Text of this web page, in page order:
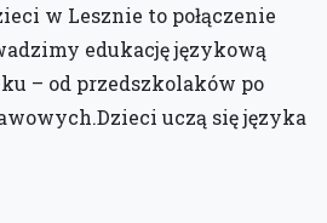
w Lesznie to połączenie
edukację językową
– od przedszkolaków po
uczą się języka